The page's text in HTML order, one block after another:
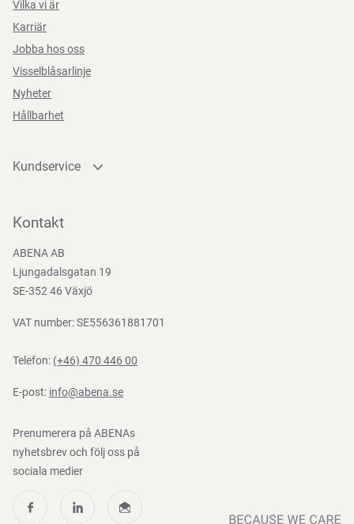
Vilka vi är
Karriär
Jobba hos oss
Visselblåsarlinje
Nyheter
Hållbarhet
Kundservice
Bli kund
Nedladdningar
Kontakt
ABENA AB
Ljungadalsgatan 19
SE-352 46 Växjö
VAT number: SE556361881701
Telefon: (+46) 470 446 00
E-post: info@abena.se
Prenumerera på ABENAs
nyhetsbrev och följ oss på
sociala medier